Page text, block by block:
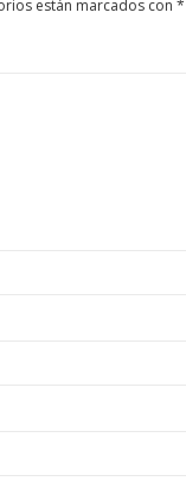
están marcados con *